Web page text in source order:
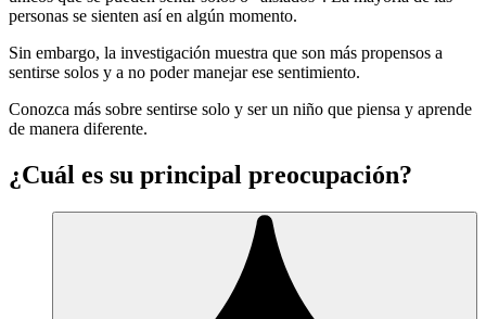
personas se sienten así en algún momento.
Sin embargo, la investigación muestra que son más propensos a
sentirse solos y a no poder manejar ese sentimiento.
Conozca más sobre sentirse solo y ser un niño que piensa y aprende
de manera diferente.
¿Cuál es su principal preocupación?